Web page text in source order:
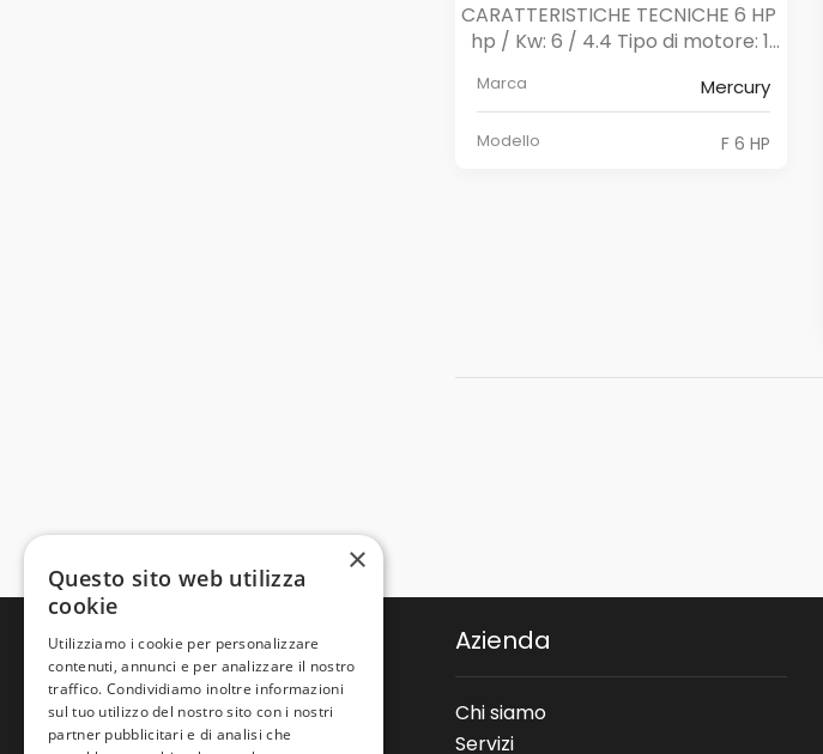
CARATTERISTICHE TECNICHE 6 HP
hp / Kw: 6 / 4.4 Tipo di motore: 1...
Marca Mercury
Modello F 6 HP
Via Galileo Galilei, 2/b
Azienda
Chi siamo
Servizi
×
Questo sito web utilizza
cookie
Utilizziamo i cookie per personalizzare
contenuti, annunci e per analizzare il nostro
traffico. Condividiamo inoltre informazioni
sul tuo utilizzo del nostro sito con i nostri
partner pubblicitari e di analisi che